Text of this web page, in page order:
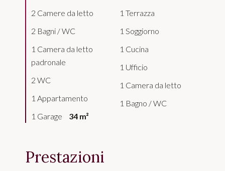
2 Camere da letto
2 Bagni / WC
1 Camera da letto
padronale
2 WC
1 Appartamento
1 Garage
34 m²
1 Terrazza
1 Soggiorno
1 Cucina
1 Ufficio
1 Camera da letto
1 Bagno / WC
Prestazioni